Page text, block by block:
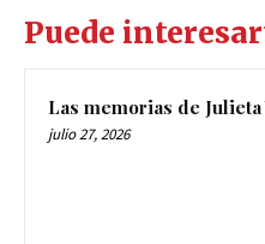
Puede
Las memorias de Julieta
julio 27, 2026